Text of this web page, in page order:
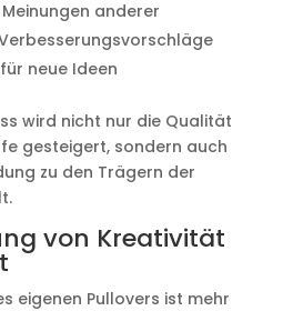
anderer
neue Ideen
wird nicht nur die Qualität
gesteigert, sondern auch
zu den Trägern der
von Kreativität
eigenen Pullovers ist mehr